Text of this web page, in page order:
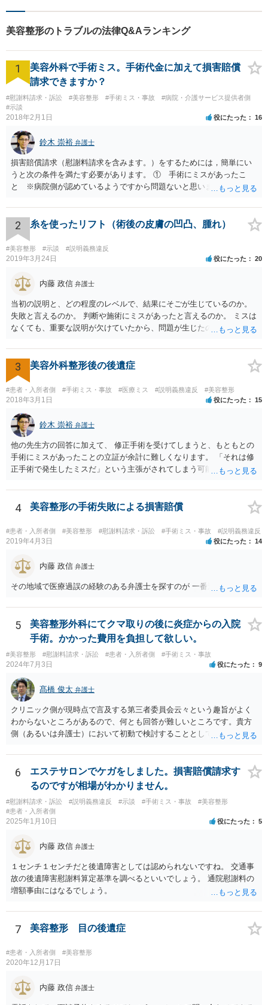
美容整形のトラブルの法律Q&Aランキング
1
美容外科で手術ミス。手術代金に加えて損害賠償
請求できますか？
#慰謝料請求・訴訟 #美容整形 #手術ミス・事故
#病院・介護サービス提供者側
#示談
2018年2月1日 役にたった 16
鈴木 崇裕 弁護士
損害賠償請求（慰謝料請求を含みます。）をするためには，簡単にい
うと次の条件を満たす必要があります。 ① 手術にミスがあったこ
と ※病院側が認めているようですから問題ないと思います。 ② 手
術のミスの「せいで」マスクが外せなくなったこと ④ 仕事を休まな
ければならなくなった「せいで」休業損害が発生したこと ⑤ マスク
を外せなくなった「せいで」経済的に評価できる精神的な損害が発生
したこと 「せいで」と強調した点が，内藤先生のご指摘なさる「相当
因果関係」です。 手術のミスと関係のないことまでは責任追及ができ
しく悪くなってしまったとか， 手術のミスの結果，入院期間が延びて
しまったとかいう事情があれば， 追加請求が可能な余地があります。
ただし，手術代の返金に応じた際に「これ以上金銭の請求はしませ
ん」という趣旨の合意をしてしまっていると， 上記の請求は，基本的
には困難となります。
2 糸を使ったリフト（術後の皮膚の凹凸、腫れ）
#美容整形 #示談 #説明義務違反
2019年3月24日 役にたった 20
内藤 政信 弁護士
当初の説明と、どの程度のレベルで、結果にそごが生じているのか。
失敗と言えるのか。 判断や施術にミスがあったと言えるのか。 ミスは
なくても、重要な説明が欠けていたから、問題が生じたのか。 美容整
3 美容外科整形後の後遺症
#患者・入所者側 #手術ミス・事故 #医療ミス #説明義務違反 #美容整形
2018年3月1日 役にたった 15
鈴木 崇裕 弁護士
他の先生方の回答に加えて、 修正手術を受けてしまうと、もともとの
手術にミスがあったことの立証が余計に難しくなります。 「それは修
正手術で発生したミスだ」という主張がされてしまう可能性があるか
検討なさっているのであれば、修正手術を受けるまえに弁護士に相談
して対応を決めることを強くお勧めいたします。
4 美容整形の手術失敗による損害賠償
#患者・入所者側 #美容整形 #慰謝料請求・訴訟 #手術ミス・事故 #説明義務違反
2019年4月3日 役にたった 14
内藤 政信 弁護士
その地域で医療過誤の経験のある弁護士を探すのが 一番近道だね。
5
美容整形外科にてクマ取りの後に炎症からの入院
手術。かかった費用を負担して欲しい。
#美容整形 #慰謝料請求・訴訟 #患者・入所者側 #手術ミス・事故
2024年7月3日 役にたった 9
髙橋 俊太 弁護士
クリニック側が現時点で言及する第三者委員会云々という趣旨がよく
わからないところがあるので、何とも回答が難しいところです。貴方
側（あるいは弁護士）において初動で検討することとしては、クリニ
医師意見聴取などが考えられるかと思います。それらを踏まえてクリ
ニック側の過失を肯定できそうであれば、クリニックに対して具体的
に損害賠償請求をしていくことになります。
6
エステサロンでケガをしました。損害賠償請求す
るのですが相場がわかりません。
#慰謝料請求・訴訟 #説明義務違反 #示談 #手術ミス・事故
#美容整形
#患者・入所者側
2025年1月10日 役にたった 5
内藤 政信 弁護士
１センチ１センチだと後遺障害としては認められないですね。 交通事
故の後遺障害慰謝料算定基準を調べるといいでしょう。 通院慰謝料の
増額事由にはなるでしょう。
7 美容整形 目の後遺症
#患者・入所者側 #美容整形
2020年12月17日
内藤 政信 弁護士